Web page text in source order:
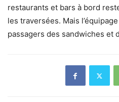
restaurants et bars à bord
les traversées. Mais
passagers des sandwiches et